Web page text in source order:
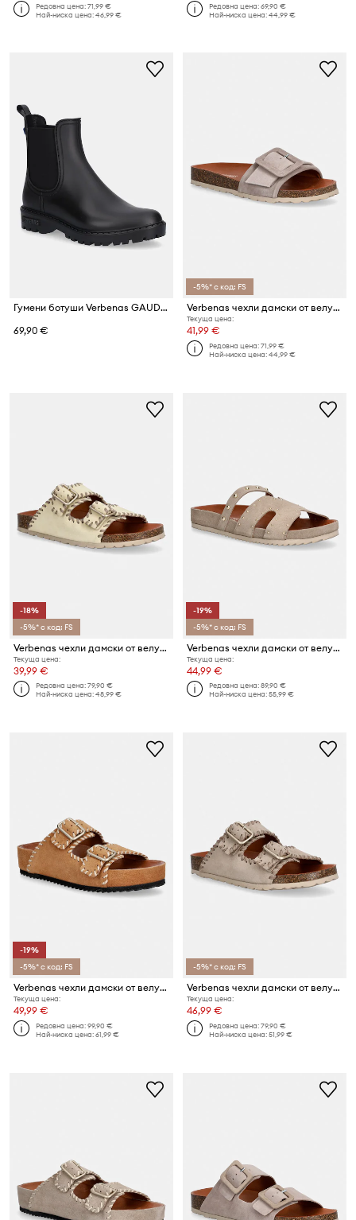
Редовна цена:71,99 €
Най-ниска цена:46,99 €
Редовна цена:69,90 €
Най-ниска цена:44,99 €
Гумени ботуши Verbenas GAUDI MATE
69,90 €
-5%* с код: FS
Verbenas чехли дамски от велур REIKO VELOUR
Текуща цена:
41,99 €
Редовна цена:71,99 €
Най-ниска цена:44,99 €
-18%
-5%* с код: FS
Verbenas чехли дамски от велур RANDEL SERRAJE CRAFT
Текуща цена:
39,99 €
Редовна цена:79,90 €
Най-ниска цена:48,99 €
-19%
-5%* с код: FS
Verbenas чехли дамски от велур MINA SERRAJE TACHAS
Текуща цена:
44,99 €
Редовна цена:89,90 €
Най-ниска цена:55,99 €
-19%
-5%* с код: FS
Verbenas чехли дамски от велур ELENA SERRAJE PASADO
Текуща цена:
49,99 €
Редовна цена:99,90 €
Най-ниска цена:61,99 €
-5%* с код: FS
Verbenas чехли дамски от велур RANDEL SERRAJE CRAFT
Текуща цена:
46,99 €
Редовна цена:79,90 €
Най-ниска цена:51,99 €